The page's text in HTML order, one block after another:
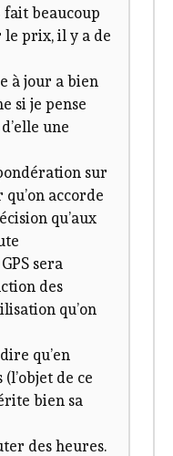
fait beaucoup
le prix, il y a de
à jour a bien
si je pense
une
sur
accorde
qu’aux
sera
des
qu’on
qu’en
de ce
bien sa
des heures.